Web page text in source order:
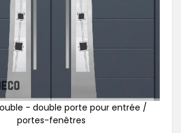
- double porte pour entrée /
portes-fenêtres